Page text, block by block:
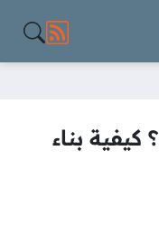
مواقع
بناء